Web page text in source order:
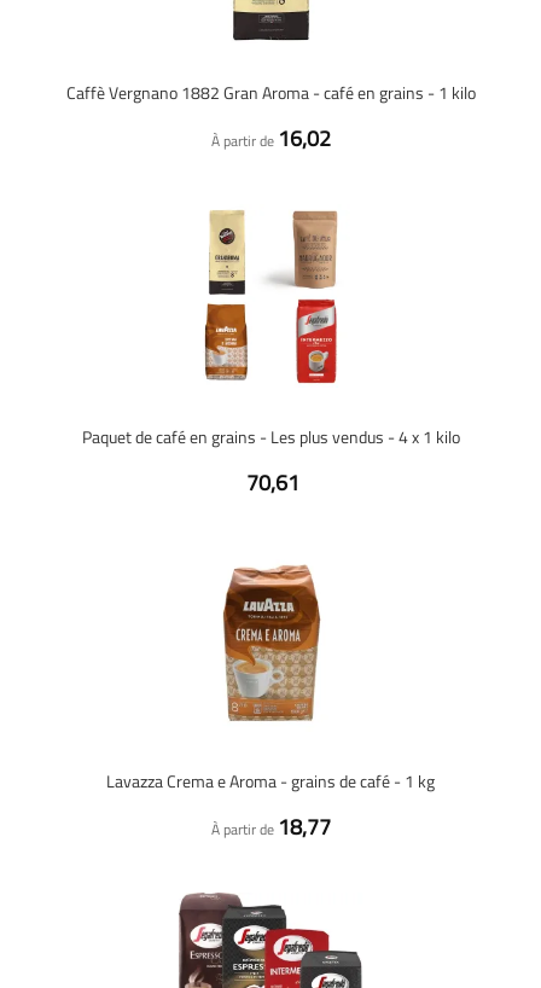
Caffè Vergnano 1882 Gran Aroma - café en grains - 1 kilo
À partir de 16,02
Paquet de café en grains - Les plus vendus - 4 x 1 kilo
70,61
Lavazza Crema e Aroma - grains de café - 1 kg
À partir de 18,77